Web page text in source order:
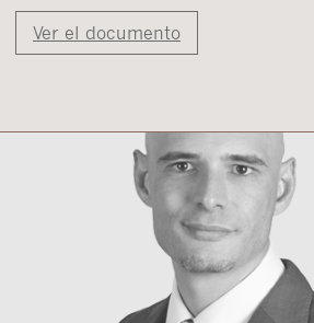
Ver el documento